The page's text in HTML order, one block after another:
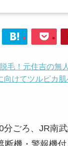
毛！元住吉の無
けてツルピカ肌
分ごろ、JR南
断機・警報機